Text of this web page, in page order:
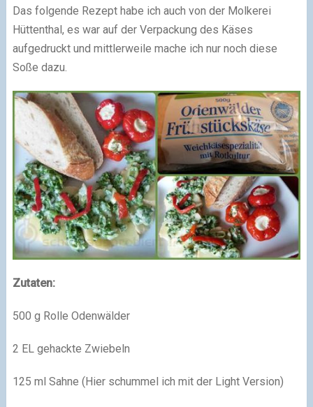
Das folgende Rezept habe ich auch von der Molkerei
Hüttenthal, es war auf der Verpackung des Käses
aufgedruckt und mittlerweile mache ich nur noch diese
Soße dazu.
Zutaten:
500 g Rolle Odenwälder
2 EL gehackte Zwiebeln
125 ml Sahne (Hier schummel ich mit der Light Version)